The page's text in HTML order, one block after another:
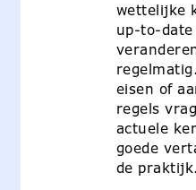
wettelijke
up-to-
eisen of
regels
actuele
goede
de praktijk.